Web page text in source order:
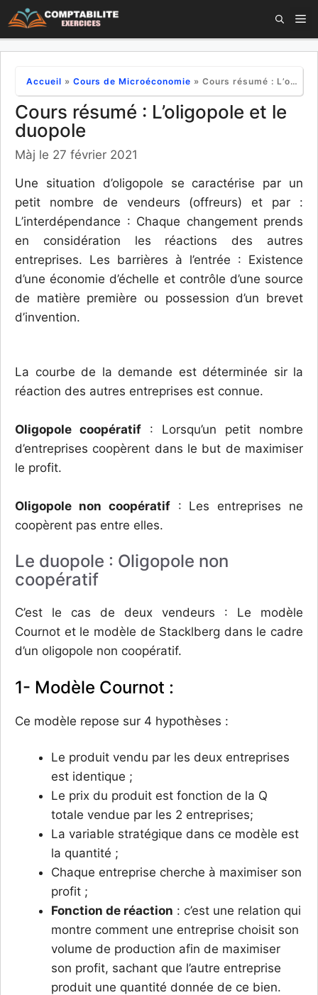
Aller
au
Accueil » Cours de Microéconomie » Cours résumé : L’oligopole et le duopole
Cours résumé : L’oligopole et le
duopole
Màj le 27 février 2021
Une situation d’oligopole se caractérise par un
petit nombre de vendeurs (offreurs) et par :
L’interdépendance : Chaque changement prends
en considération les réactions des autres
entreprises. Les barrières à l’entrée : Existence
d’une économie d’échelle et contrôle d’une source
de matière première ou possession d’un brevet
d’invention.
La courbe de la demande est déterminée sir la
réaction des autres entreprises est connue.
Oligopole coopératif : Lorsqu’un petit nombre
d’entreprises coopèrent dans le but de maximiser
le profit.
Oligopole non coopératif: Les entreprises ne
coopèrent pas entre elles.
Le duopole : Oligopole non
coopératif
C’est le cas de deux vendeurs : Le modèle
Cournot et le modèle de Stacklberg dans le cadre
d’un oligopole non coopératif.
1- Modèle Cournot :
Ce modèle repose sur 4 hypothèses :
Le produit vendu par les deux entreprises
est identique ;
Le prix du produit est fonction de la Q
totale vendue par les 2 entreprises;
La variable stratégique dans ce modèle est
la quantité ;
Chaque entreprise cherche à maximiser son
profit ;
Fonction de réaction : c’est une relation qui
montre comment une entreprise choisit son
volume de production afin de maximiser
son profit, sachant que l’autre entreprise
produit une quantité donnée de ce bien.